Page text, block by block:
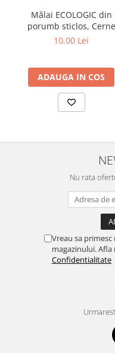
Mălai ECOLOGIC din
porumb sticlos, Cerne
Soare, 500g
10,00 Lei
ADAUGA IN COS
Nu rata
Vreau sa
magazinului.
Confidentialitate